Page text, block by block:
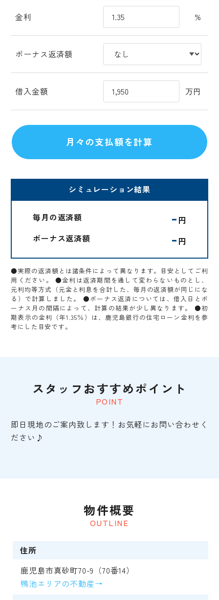
金利 %
ボーナス返済額
借入金額 万円
シミュレーション結果
毎月の返済額 - 円
ボーナス返済額
- 円
●実際の返済額とは諸条件によって異なります。目安としてご利
用ください。 ●金利は返済期間を通して変わらないものとし、
元利均等方式（元金と利息を合計した、毎月の返済額が同じにな
る）で計算しました。 ●ボーナス返済については、借入日とボ
ーナス月の間隔によって、計算の結果が少し異なります。 ●初
期表示の金利（年1.35％）は、鹿児島銀行の住宅ローン金利を参
考にした目安です。
POINT
スタッフおすすめポイント
即日現地のご案内致します！お気軽にお問い合わせく
ださい♪
OUTLINE
物件概要
住所
鹿児島市真砂町70-9（70番14）
鴨池エリアの不動産→